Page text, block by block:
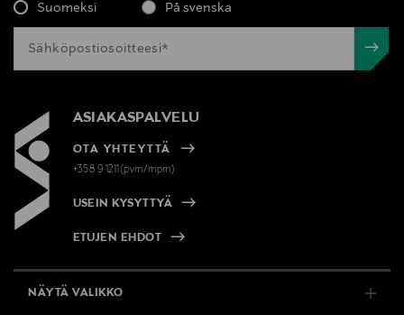
Suomeksi På svenska
ASIAKASPALVELU
OTA YHTEYTTÄ
+358 9 1211(pvm/mpm)
USEIN KYSYTTYÄ
ETUJEN EHDOT
NÄYTÄ VALIKKO